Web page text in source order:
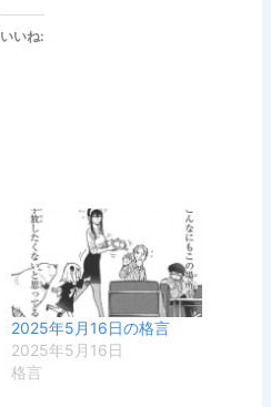
いいね:
2025年5月16日の格言
2025年5月16日
格言